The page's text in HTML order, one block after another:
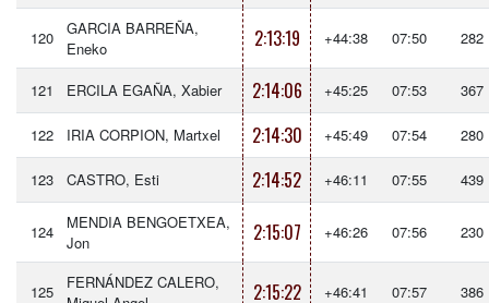
120
GARCIA BARREÑA,
Eneko
2:13:19 +44:38 07:50 282
121 ERCILA EGAÑA, Xabier 2:14:06 +45:25 07:53 367
122 IRIA CORPION, Martxel 2:14:30 +45:49 07:54 280
123 CASTRO, Esti 2:14:52 +46:11 07:55 439
124
MENDIA BENGOETXEA,
Jon
2:15:07 +46:26 07:56 230
125
FERNÁNDEZ CALERO,
2:15:22 +46:41 07:57 386